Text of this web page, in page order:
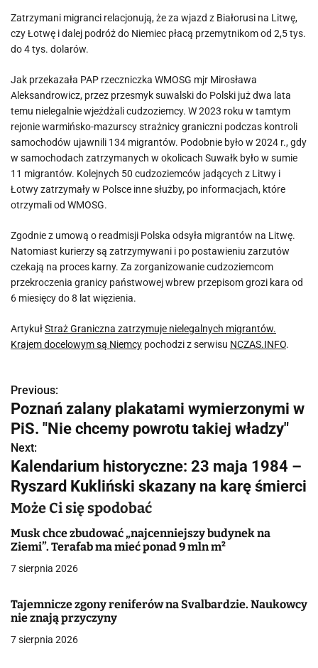
Zatrzymani migranci relacjonują, że za wjazd z Białorusi na Litwę,
czy Łotwę i dalej podróż do Niemiec płacą przemytnikom od 2,5 tys.
do 4 tys. dolarów.
Jak przekazała PAP rzeczniczka WMOSG mjr Mirosława
Aleksandrowicz, przez przesmyk suwalski do Polski już dwa lata
temu nielegalnie wjeżdżali cudzoziemcy. W 2023 roku w tamtym
rejonie warmińsko-mazurscy strażnicy graniczni podczas kontroli
samochodów ujawnili 134 migrantów. Podobnie było w 2024 r., gdy
w samochodach zatrzymanych w okolicach Suwałk było w sumie
11 migrantów. Kolejnych 50 cudzoziemców jadących z Litwy i
Łotwy zatrzymały w Polsce inne służby, po informacjach, które
otrzymali od WMOSG.
Zgodnie z umową o readmisji Polska odsyła migrantów na Litwę.
Natomiast kurierzy są zatrzymywani i po postawieniu zarzutów
czekają na proces karny. Za zorganizowanie cudzoziemcom
przekroczenia granicy państwowej wbrew przepisom grozi kara od
6 miesięcy do 8 lat więzienia.
ArtykułStraż Graniczna zatrzymuje nielegalnych migrantów.
Krajem docelowym są Niemcy pochodzi z serwisu NCZAS.INFO.
N
a
w
i
g
a
c
a
w
Previous:
Poznań zalany plakatami wymierzonymi w
PiS. "Nie chcemy powrotu takiej władzy"
Next:
Kalendarium historyczne: 23 maja 1984 –
Ryszard Kukliński skazany na karę śmierci
Może Ci się spodobać
Musk chce zbudować „najcenniejszy budynek na
Ziemi”. Terafab ma mieć ponad 9 mln m²
7 sierpnia 2026
Tajemnicze zgony reniferów na Svalbardzie. Naukowcy
nie znają przyczyny
7 sierpnia 2026